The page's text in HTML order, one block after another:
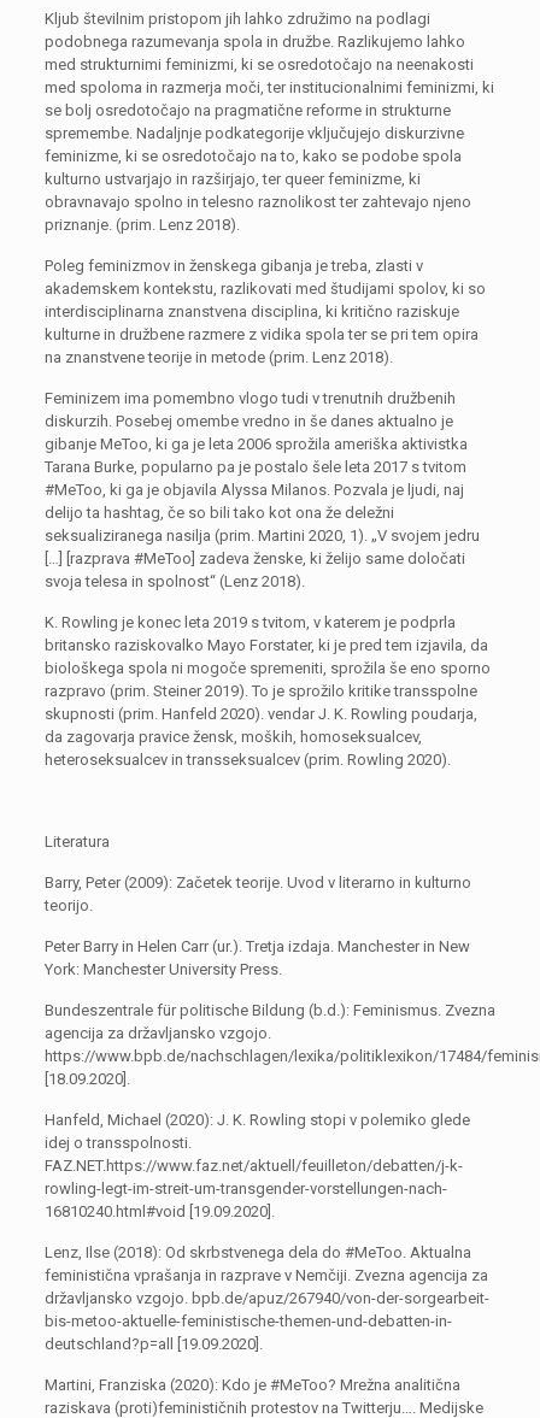
Kljub številnim pristopom jih lahko združimo na podlagi
podobnega razumevanja spola in družbe. Razlikujemo lahko
med strukturnimi feminizmi, ki se osredotočajo na neenakosti
med spoloma in razmerja moči, ter institucionalnimi feminizmi, ki
se bolj osredotočajo na pragmatične reforme in strukturne
spremembe. Nadaljnje podkategorije vključujejo diskurzivne
feminizme, ki se osredotočajo na to, kako se podobe spola
kulturno ustvarjajo in razširjajo, ter queer feminizme, ki
obravnavajo spolno in telesno raznolikost ter zahtevajo njeno
priznanje. (prim. Lenz 2018).
Poleg feminizmov in ženskega gibanja je treba, zlasti v
akademskem kontekstu, razlikovati med študijami spolov, ki so
interdisciplinarna znanstvena disciplina, ki kritično raziskuje
kulturne in družbene razmere z vidika spola ter se pri tem opira
na znanstvene teorije in metode (prim. Lenz 2018).
Feminizem ima pomembno vlogo tudi v trenutnih družbenih
diskurzih. Posebej omembe vredno in še danes aktualno je
gibanje MeToo, ki ga je leta 2006 sprožila ameriška aktivistka
Tarana Burke, popularno pa je postalo šele leta 2017 s tvitom
#MeToo, ki ga je objavila Alyssa Milanos. Pozvala je ljudi, naj
delijo ta hashtag, če so bili tako kot ona že deležni
seksualiziranega nasilja (prim. Martini 2020, 1). „V svojem jedru
[…] [razprava #MeToo] zadeva ženske, ki želijo same določati
svoja telesa in spolnost“ (Lenz 2018).
K. Rowling je konec leta 2019 s tvitom, v katerem je podprla
britansko raziskovalko Mayo Forstater, ki je pred tem izjavila, da
biološkega spola ni mogoče spremeniti, sprožila še eno sporno
razpravo (prim. Steiner 2019). To je sprožilo kritike transspolne
skupnosti (prim. Hanfeld 2020). vendar J. K. Rowling poudarja,
da zagovarja pravice žensk, moških, homoseksualcev,
heteroseksualcev in transseksualcev (prim. Rowling 2020).
Literatura
Barry, Peter (2009): Začetek teorije. Uvod v literarno in kulturno
teorijo.
Peter Barry in Helen Carr (ur.). Tretja izdaja. Manchester in New
York: Manchester University Press.
Bundeszentrale für politische Bildung (b.d.): Feminismus. Zvezna
agencija za državljansko vzgojo.
https://www.bpb.de/nachschlagen/lexika/politiklexikon/17484/
[18.09.2020].
Hanfeld, Michael (2020): J. K. Rowling stopi v polemiko glede
idej o transspolnosti.
FAZ.NET.https://www.faz.net/aktuell/feuilleton/debatten/j-k-
rowling-legt-im-streit-um-transgender-vorstellungen-nach-
16810240.html#void [19.09.2020].
Lenz, Ilse (2018): Od skrbstvenega dela do #MeToo. Aktualna
feministična vprašanja in razprave v Nemčiji. Zvezna agencija za
državljansko vzgojo. bpb.de/apuz/267940/von-der-sorgearbeit-
bis-metoo-aktuelle-feministische-themen-und-debatten-in-
deutschland?p=all [19.09.2020].
Martini, Franziska (2020): Kdo je #MeToo? Mrežna analitična
raziskava (proti)feminističnih protestov na Twitterju…. Medijske